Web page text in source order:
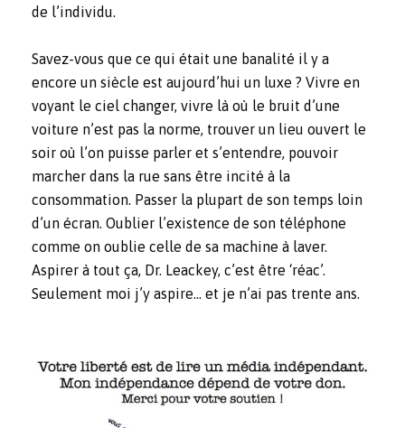
de l’individu.
Savez-vous que ce qui était une banalité il y a
encore un siècle est aujourd’hui un luxe ? Vivre en
voyant le ciel changer, vivre là où le bruit d’une
voiture n’est pas la norme, trouver un lieu ouvert le
soir où l’on puisse parler et s’entendre, pouvoir
marcher dans la rue sans être incité à la
consommation. Passer la plupart de son temps loin
d’un écran. Oublier l’existence de son téléphone
comme on oublie celle de sa machine à laver.
Aspirer à tout ça, Dr. Leackey, c’est être ‘réac’.
Seulement moi j’y aspire… et je n’ai pas trente ans.